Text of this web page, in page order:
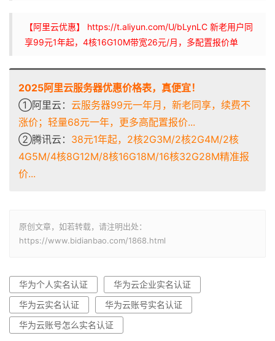
【阿里云优惠】 https://t.aliyun.com/U/bLynLC 新老用户同
享99元1年起，4核16G10M带宽26元/月，多配置报价单
2025阿里云服务器优惠价格表，真便宜！
①阿里云： 云服务器99元一年月，新老同享，续费不
涨价；轻量68元一年，更多高配置报价...
②腾讯云： 38元1年起，2核2G3M/2核2G4M/2核
4G5M/4核8G12M/8核16G18M/16核32G28M精准报
价...
原创文章，如若转载，请注明出处：
https://www.bidianbao.com/1868.html
华为个人实名认证
华为云企业实名认证
华为云实名认证
华为云账号实名认证
华为云账号怎么实名认证